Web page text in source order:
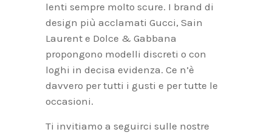
lenti sempre molto scure. I brand di
design più acclamati Gucci, Sain
Laurent e Dolce & Gabbana
propongono modelli discreti o con
loghi in decisa evidenza. Ce n’è
davvero per tutti i gusti e per tutte le
occasioni.
Ti invitiamo a seguirci sulle nostre